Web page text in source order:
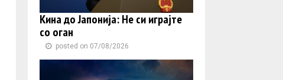
Кина до Јапонија: Не си играјте
со оган
posted on 07/08/2026